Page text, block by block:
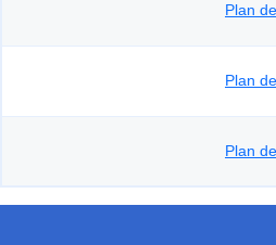
Plan
Plan
Plan